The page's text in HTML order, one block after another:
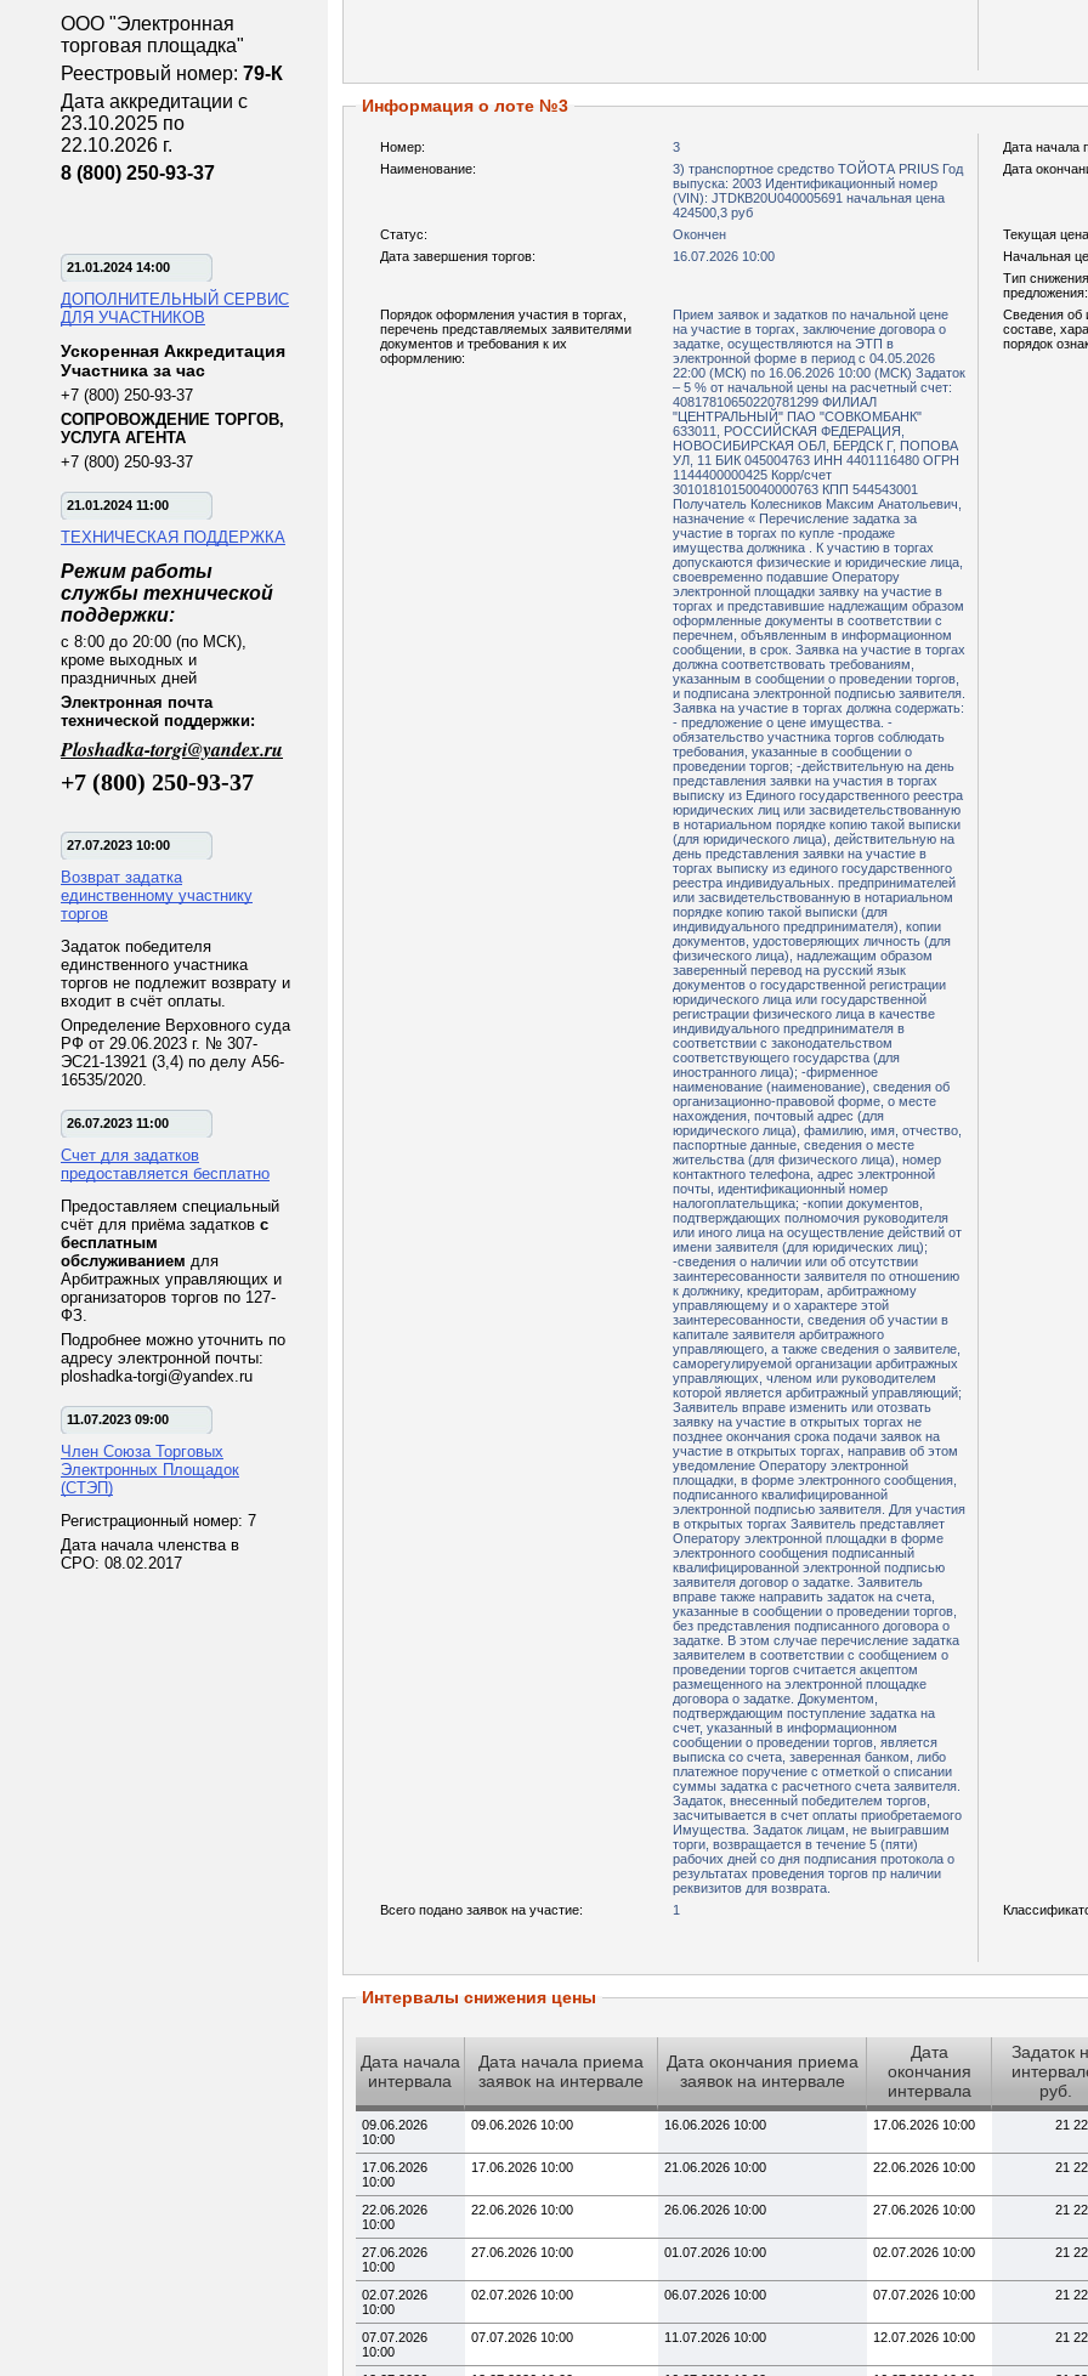
ООО "Электронная
торговая площадка"
Реестровый номер: 79-К
Дата аккредитации с
23.10.2025 по
22.10.2026 г.
8 (800) 250-93-37
21.01.2024 14:00
ДОПОЛНИТЕЛЬНЫЙ СЕРВИС
ДЛЯ УЧАСТНИКОВ
Ускоренная Аккредитация
Участника за час
+7 (800) 250-93-37
СОПРОВОЖДЕНИЕ ТОРГОВ,
УСЛУГА АГЕНТА
+7 (800) 250-93-37
21.01.2024 11:00
ТЕХНИЧЕСКАЯ ПОДДЕРЖКА
Режим работы
службы технической
поддержки:
с 8:00 до 20:00 (по МСК),
кроме выходных и
праздничных дней
Электронная почта
технической поддержки:
Ploshadka-torgi@yandex.ru
+7 (800) 250-93-37
27.07.2023 10:00
Возврат задатка
единственному участнику
торгов
Задаток победителя
единственного участника
торгов не подлежит возврату и
входит в счёт оплаты.
Определение Верховного суда
РФ от 29.06.2023 г. № 307-
ЭС21-13921 (3,4) по делу А56-
16535/2020.
26.07.2023 11:00
Счет для задатков
предоставляется бесплатно
Предоставляем специальный
счёт для приёма задатков с
бесплатным
обслуживанием для
Арбитражных управляющих и
организаторов торгов по 127-
ФЗ.
Подробнее можно уточнить по
адресу электронной почты:
ploshadka-torgi@yandex.ru
11.07.2023 09:00
Член Союза Торговых
Электронных Площадок
(СТЭП)
Регистрационный номер: 7
Дата начала членства в
СРО: 08.02.2017
Информация о лоте №3
Номер: 3 Дата начала
Наименование:
3) транспортное средство ТОЙОТА РRIUS Год
выпуска: 2003 Идентификационный номер
(VIN): JТDКВ20U040005691 начальная цена
424500,3 руб
Дата
Статус: Окончен Текущая
Дата завершения торгов:
16.07.2026 10:00 Начальная
Тип
предложения:
Порядок оформления участия в торгах,
перечень представляемых заявителями
документов и требования к их
оформлению:
Прием заявок и задатков по начальной цене
на участие в торгах, заключение договора о
задатке, осуществляются на ЭТП в
электронной форме в период с 04.05.2026
22:00 (МСК) по 16.06.2026 10:00 (МСК) Задаток
– 5 % от начальной цены на расчетный счет:
40817810650220781299 ФИЛИАЛ
"ЦЕНТРАЛЬНЫЙ" ПАО "СОВКОМБАНК"
633011, РОССИЙСКАЯ ФЕДЕРАЦИЯ,
НОВОСИБИРСКАЯ ОБЛ, БЕРДСК Г, ПОПОВА
УЛ, 11 БИК 045004763 ИНН 4401116480 ОГРН
1144400000425 Корр/счет
30101810150040000763 КПП 544543001
Получатель Колесников Максим Анатольевич,
назначение « Перечисление задатка за
участие в торгах по купле -продаже
имущества должника . К участию в торгах
допускаются физические и юридические лица,
своевременно подавшие Оператору
электронной площадки заявку на участие в
торгах и представившие надлежащим образом
оформленные документы в соответствии с
перечнем, объявленным в информационном
сообщении, в срок. Заявка на участие в торгах
должна соответствовать требованиям,
указанным в сообщении о проведении торгов,
и подписана электронной подписью заявителя.
Заявка на участие в торгах должна содержать:
- предложение о цене имущества. -
обязательство участника торгов соблюдать
требования, указанные в сообщении о
проведении торгов; -действительную на день
представления заявки на участия в торгах
выписку из Единого государственного реестра
юридических лиц или засвидетельствованную
в нотариальном порядке копию такой выписки
(для юридического лица), действительную на
день представления заявки на участие в
торгах выписку из единого государственного
реестра индивидуальных. предпринимателей
или засвидетельствованную в нотариальном
порядке копию такой выписки (для
индивидуального предпринимателя), копии
документов, удостоверяющих личность (для
физического лица), надлежащим образом
заверенный перевод на русский язык
документов о государственной регистрации
юридического лица или государственной
регистрации физического лица в качестве
индивидуального предпринимателя в
соответствии с законодательством
соответствующего государства (для
иностранного лица); -фирменное
наименование (наименование), сведения об
организационно-правовой форме, о месте
нахождения, почтовый адрес (для
юридического лица), фамилию, имя, отчество,
паспортные данные, сведения о месте
жительства (для физического лица), номер
контактного телефона, адрес электронной
почты, идентификационный номер
налогоплательщика; -копии документов,
подтверждающих полномочия руководителя
или иного лица на осуществление действий от
имени заявителя (для юридических лиц);
-сведения о наличии или об отсутствии
заинтересованности заявителя по отношению
к должнику, кредиторам, арбитражному
управляющему и о характере этой
заинтересованности, сведения об участии в
капитале заявителя арбитражного
управляющего, а также сведения о заявителе,
саморегулируемой организации арбитражных
управляющих, членом или руководителем
которой является арбитражный управляющий;
Заявитель вправе изменить или отозвать
заявку на участие в открытых торгах не
позднее окончания срока подачи заявок на
участие в открытых торгах, направив об этом
уведомление Оператору электронной
площадки, в форме электронного сообщения,
подписанного квалифицированной
электронной подписью заявителя. Для участия
в открытых торгах Заявитель представляет
Оператору электронной площадки в форме
электронного сообщения подписанный
квалифицированной электронной подписью
заявителя договор о задатке. Заявитель
вправе также направить задаток на счета,
указанные в сообщении о проведении торгов,
без представления подписанного договора о
задатке. В этом случае перечисление задатка
заявителем в соответствии с сообщением о
проведении торгов считается акцептом
размещенного на электронной площадке
договора о задатке. Документом,
подтверждающим поступление задатка на
счет, указанный в информационном
сообщении о проведении торгов, является
выписка со счета, заверенная банком, либо
платежное поручение с отметкой о списании
суммы задатка с расчетного счета заявителя.
Задаток, внесенный победителем торгов,
засчитывается в счет оплаты приобретаемого
Имущества. Задаток лицам, не выигравшим
торги, возвращается в течение 5 (пяти)
рабочих дней со дня подписания протокола о
результатах проведения торгов пр наличии
реквизитов для возврата.
Сведения об
составе,
порядок
Всего подано заявок на участие: 1
Интервалы снижения цены
Дата начала
интервала
Дата начала приема
заявок на интервале
Дата окончания приема
заявок на интервале
Дата
окончания
интервала
Задаток
руб.
09.06.2026
10:00
09.06.2026 10:00 16.06.2026 10:00 17.06.2026 10:00 21
17.06.2026
10:00
17.06.2026 10:00 21.06.2026 10:00 22.06.2026 10:00 21
22.06.2026
10:00
22.06.2026 10:00 26.06.2026 10:00 27.06.2026 10:00 21
27.06.2026
10:00
27.06.2026 10:00 01.07.2026 10:00 02.07.2026 10:00 21
02.07.2026
10:00
02.07.2026 10:00 06.07.2026 10:00 07.07.2026 10:00 21
07.07.2026
10:00
07.07.2026 10:00 11.07.2026 10:00 12.07.2026 10:00 21